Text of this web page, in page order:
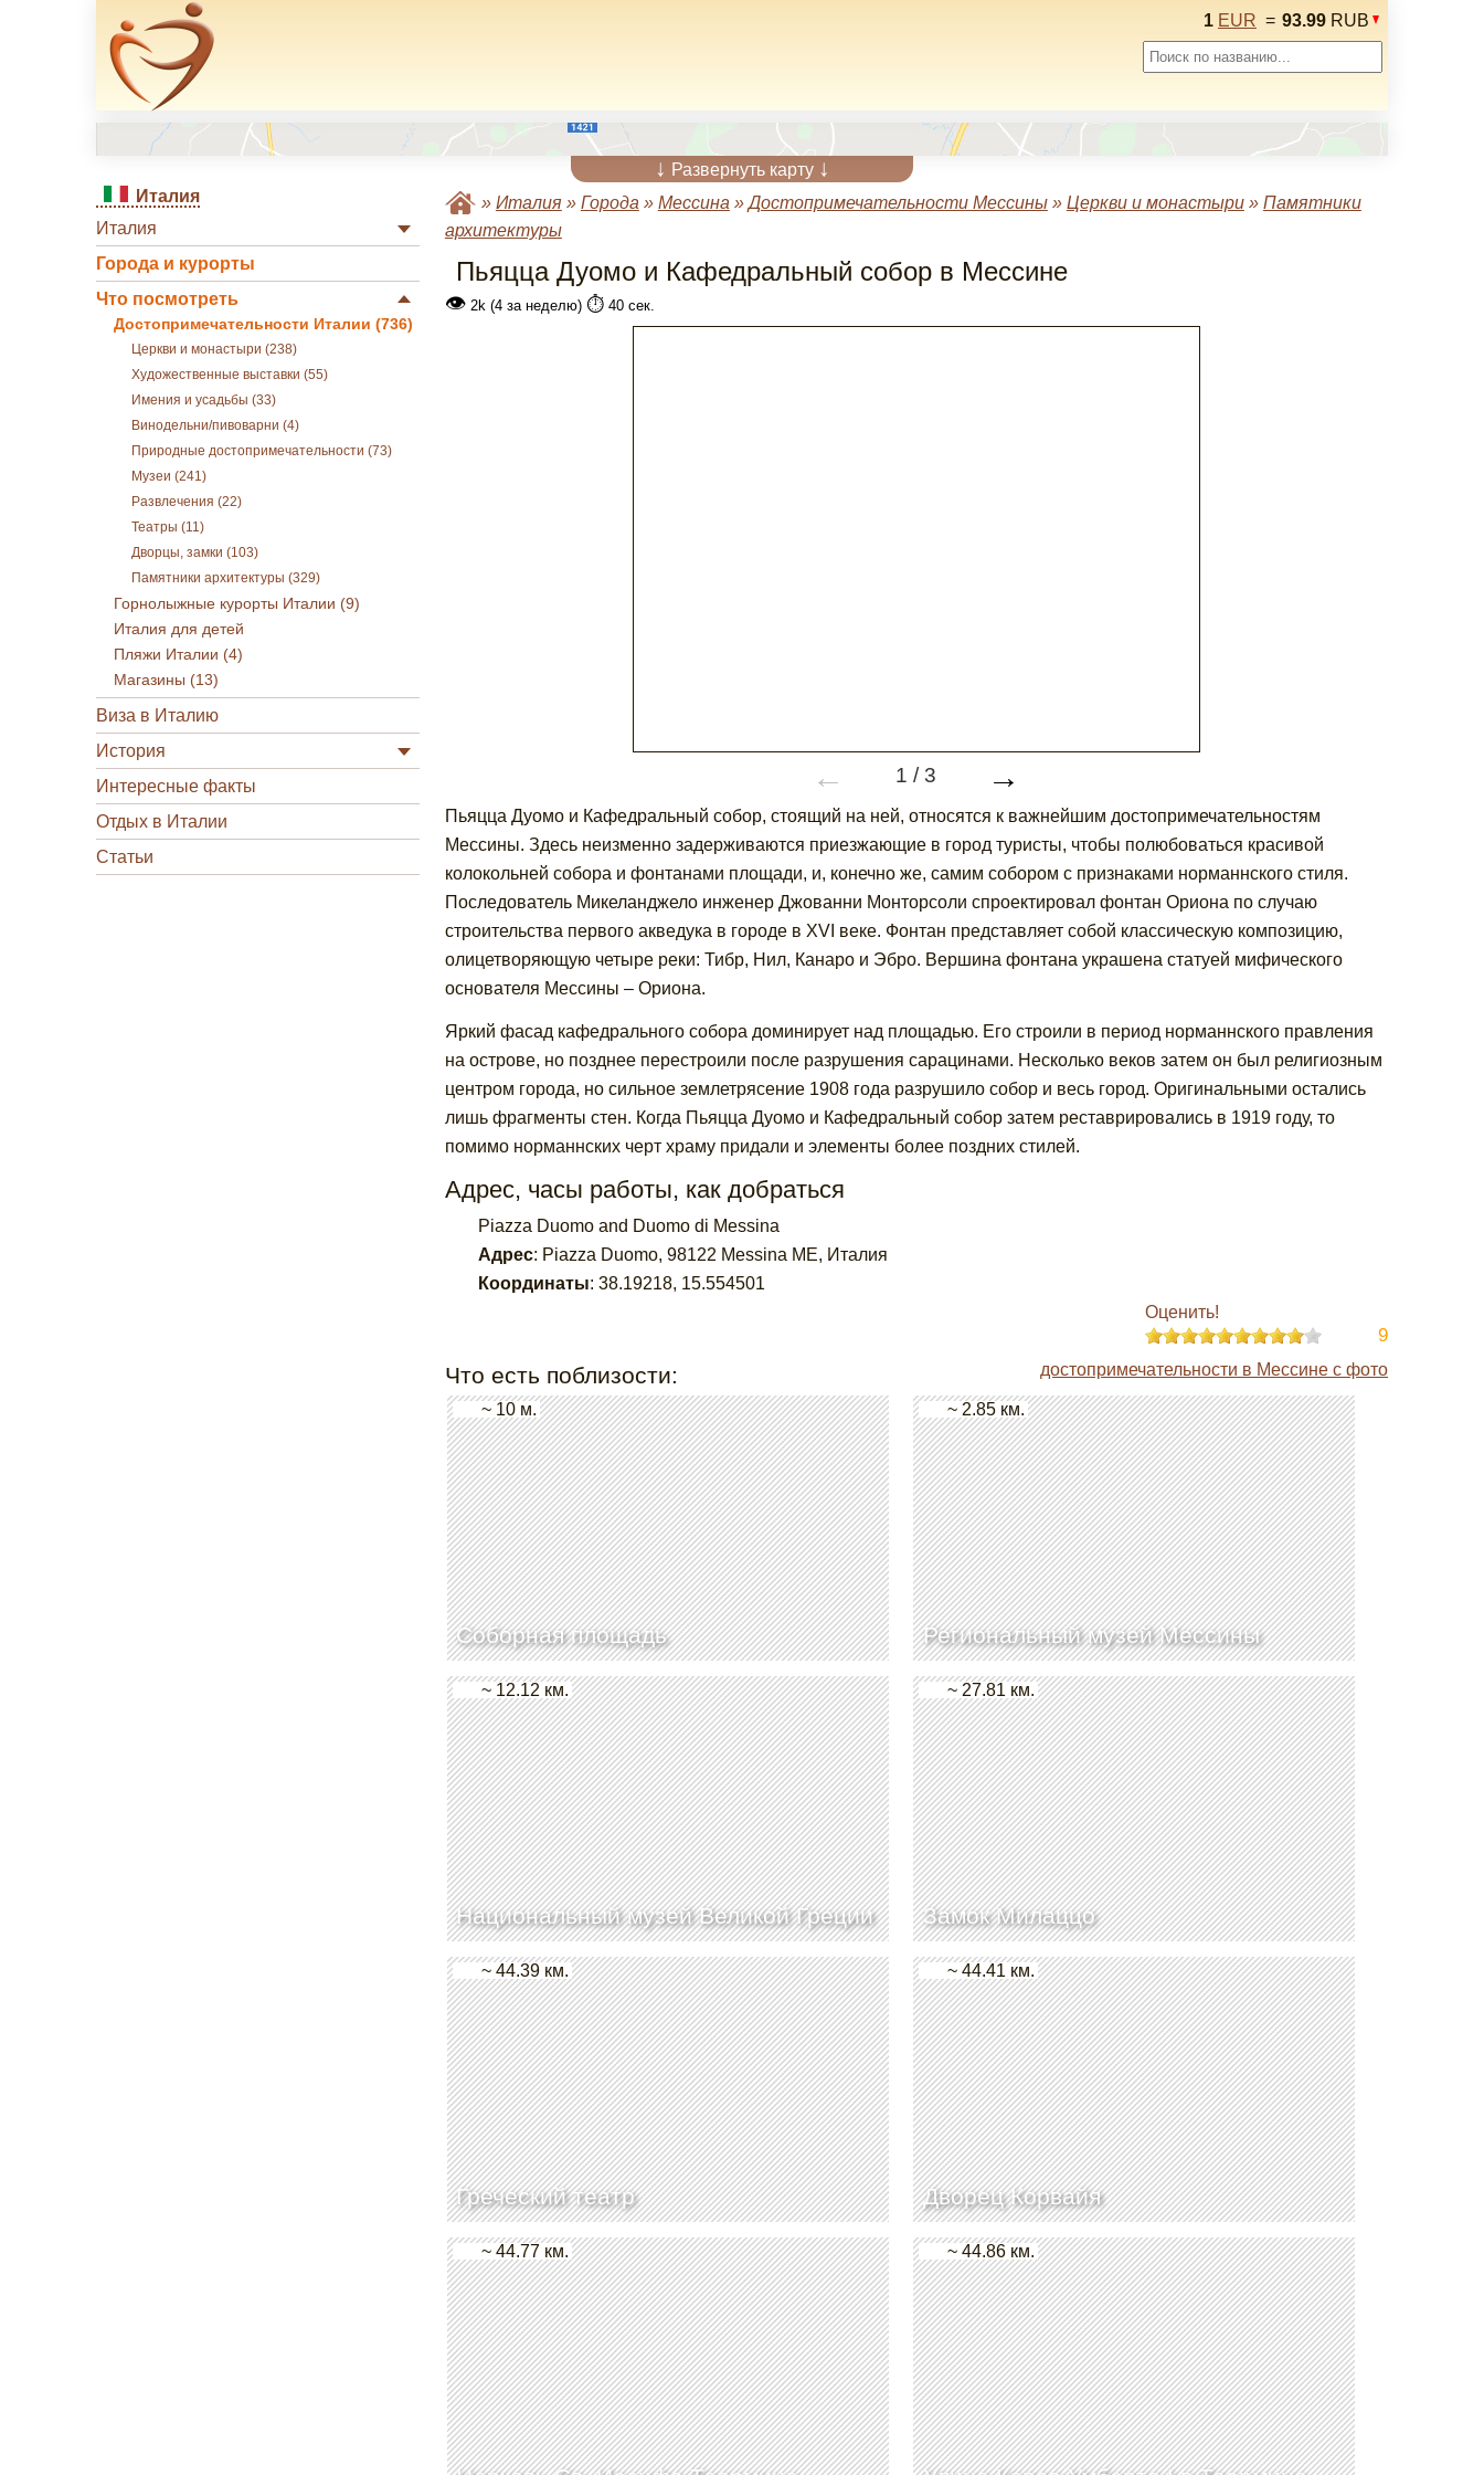
1 EUR = 93.99 RUB
↓ Развернуть карту ↓
Италия
Италия
Города и курорты
Что посмотреть
Достопримечательности Италии (736)
Церкви и монастыри (238)
Художественные выставки (55)
Имения и усадьбы (33)
Винодельни/пивоварни (4)
Природные достопримечательности (73)
Музеи (241)
Развлечения (22)
Театры (11)
Дворцы, замки (103)
Памятники архитектуры (329)
Горнолыжные курорты Италии (9)
Италия для детей
Пляжи Италии (4)
Магазины (13)
Виза в Италию
История
Интересные факты
Отдых в Италии
Статьи
» Италия» Города » Мессина »Достопримечательности Мессины» Церкви и монастыри» Памятники
архитектуры
Пьяцца Дуомо и Кафедральный собор в Мессине
👁2k (4 за неделю) ⏱️40 сек.
← 1 /3 →
Пьяцца Дуомо и Кафедральный собор, стоящий на ней, относятся к важнейшим достопримечательностям
Мессины. Здесь неизменно задерживаются приезжающие в город туристы, чтобы полюбоваться красивой
колокольней собора и фонтанами площади, и, конечно же, самим собором с признаками норманнского стиля.
Последователь Микеланджело инженер Джованни Монторсоли спроектировал фонтан Ориона по случаю
строительства первого акведука в городе в XVI веке. Фонтан представляет собой классическую композицию,
олицетворяющую четыре реки: Тибр, Нил, Канаро и Эбро. Вершина фонтана украшена статуей мифического
основателя Мессины – Ориона.
Яркий фасад кафедрального собора доминирует над площадью. Его строили в период норманнского правления
на острове, но позднее перестроили после разрушения сарацинами. Несколько веков затем он был религиозным
центром города, но сильное землетрясение 1908 года разрушило собор и весь город. Оригинальными остались
лишь фрагменты стен. Когда Пьяцца Дуомо и Кафедральный собор затем реставрировались в 1919 году, то
помимо норманнских черт храму придали и элементы более поздних стилей.
Адрес, часы работы, как добраться
Piazza Duomo and Duomo di Messina
Адрес: Piazza Duomo, 98122 Messina ME, Италия
Координаты: 38.19218, 15.554501
Оценить!
9
Что есть поблизости: достопримечательности в Мессине с фото
Соборная площадь
~ 10 м.
Региональный музей Мессины
~ 2.85 км.
Национальный музей Великой Греции
~ 12.12 км.
Замок Милаццо
~ 27.81 км.
Греческий театр
~ 44.39 км.
Дворец Корвайя
~ 44.41 км.
~ 44.77 км. ~ 44.86 км.